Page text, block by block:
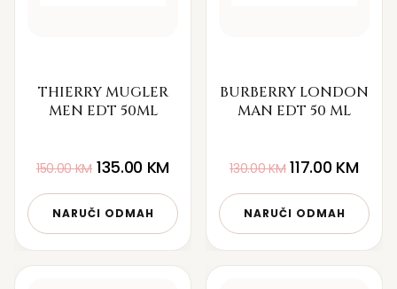
THIERRY MUGLER
MEN EDT 50ML
150.00KM 135.00 KM
NARUČI ODMAH
BURBERRY LONDON
MAN EDT 50 ML
130.00KM 117.00 KM
NARUČI ODMAH